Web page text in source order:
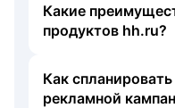
Какие
продуктов hh.ru?
Как
рекламной